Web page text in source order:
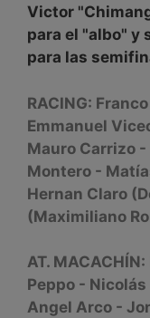
Victor
para el "albo" y
para las
RACING:
Emmanuel
Mauro Carrizo
Montero -
Hernan Claro
(Maximiliano
AT.
Peppo -
Angel Arco -